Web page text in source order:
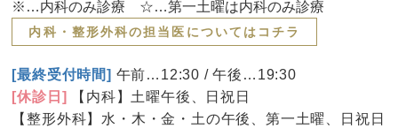
※…内科のみ診療 ☆…第一土曜は内科のみ診療
内科・整形外科の担当医についてはコチラ
[最終受付時間] 午前…12:30 / 午後…19:30
[休診日]
【内科】土曜午後、日祝日
【整形外科】水・木・金・土の午後、第一土曜、日祝日